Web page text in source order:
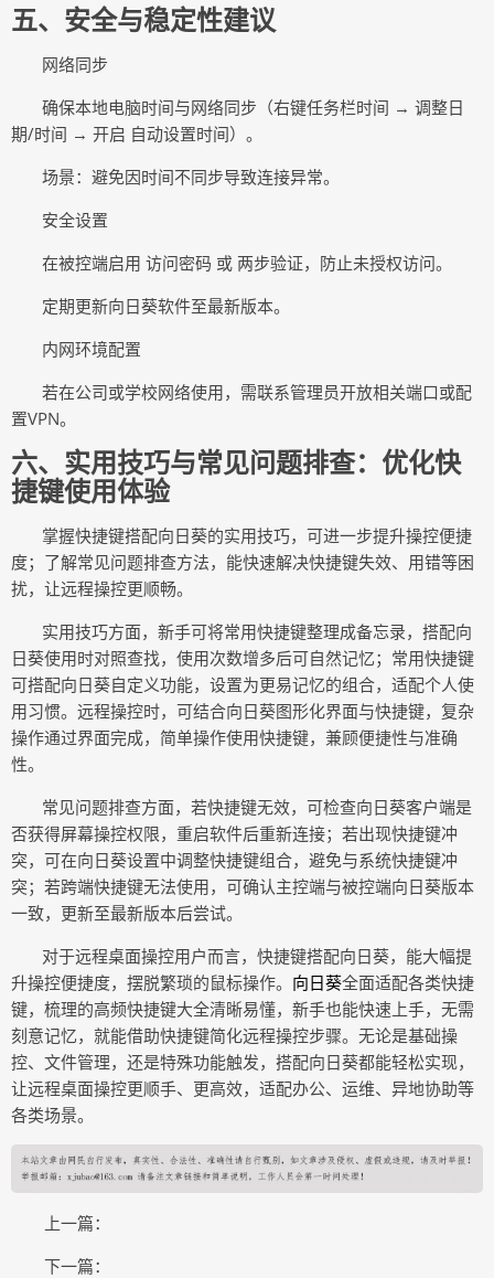
五、安全与稳定性建议
网络同步
确保本地电脑时间与网络同步（右键任务栏时间 → 调整日
期/时间 → 开启 自动设置时间）。
场景：避免因时间不同步导致连接异常。
安全设置
在被控端启用 访问密码 或 两步验证，防止未授权访问。
定期更新向日葵软件至最新版本。
内网环境配置
若在公司或学校网络使用，需联系管理员开放相关端口或配
置VPN。
六、实用技巧与常见问题排查：优化快
捷键使用体验
掌握快捷键搭配向日葵的实用技巧，可进一步提升操控便捷
度；了解常见问题排查方法，能快速解决快捷键失效、用错等困
扰，让远程操控更顺畅。
实用技巧方面，新手可将常用快捷键整理成备忘录，搭配向
日葵使用时对照查找，使用次数增多后可自然记忆；常用快捷键
可搭配向日葵自定义功能，设置为更易记忆的组合，适配个人使
用习惯。远程操控时，可结合向日葵图形化界面与快捷键，复杂
操作通过界面完成，简单操作使用快捷键，兼顾便捷性与准确
性。
常见问题排查方面，若快捷键无效，可检查向日葵客户端是
否获得屏幕操控权限，重启软件后重新连接；若出现快捷键冲
突，可在向日葵设置中调整快捷键组合，避免与系统快捷键冲
突；若跨端快捷键无法使用，可确认主控端与被控端向日葵版本
一致，更新至最新版本后尝试。
对于远程桌面操控用户而言，快捷键搭配向日葵，能大幅提
升操控便捷度，摆脱繁琐的鼠标操作。 向日葵全面适配各类快捷
键，梳理的高频快捷键大全清晰易懂，新手也能快速上手，无需
刻意记忆，就能借助快捷键简化远程操控步骤。无论是基础操
控、文件管理，还是特殊功能触发，搭配向日葵都能轻松实现，
让远程桌面操控更顺手、更高效，适配办公、运维、异地协助等
各类场景。
上一篇：
下一篇：